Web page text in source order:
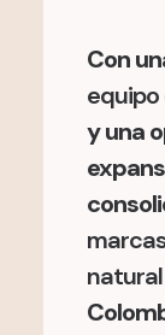
Con
y una
natural